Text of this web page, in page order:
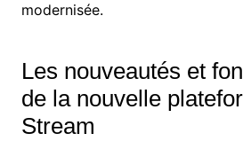
modernisée.
Les nouveautés et
de la nouvelle
Stream